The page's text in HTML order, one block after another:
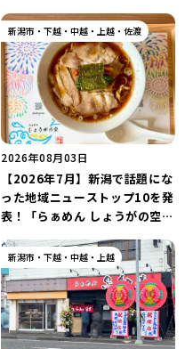
新潟市・下越・中越・上越・佐渡
2026年08月03日
【2026年7月】新潟で話題にな
った地域ニューストップ10を発
表！「らぁめん しょうがの空」
閉店の注目記事をランキングで
ご紹介♪
新潟市・下越・中越・上越